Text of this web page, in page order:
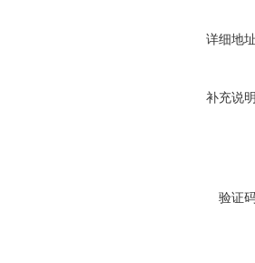
详细地址
补充说明
验证